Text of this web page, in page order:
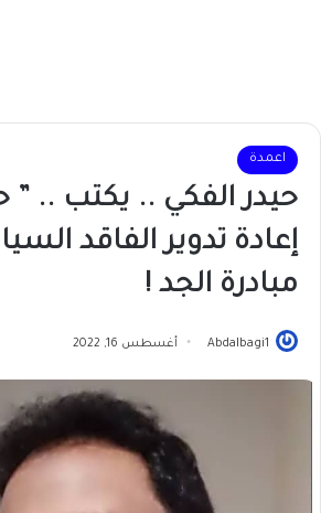
اعمدة
حيدر الفكي .. يكتب .. ”
إعادة تدوير الفاقد
مبادرة الجد !
Abdalbagi1 أغسطس 16, 2022